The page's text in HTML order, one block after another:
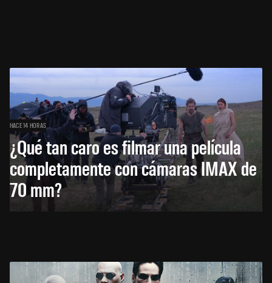
HACE 14 HORAS
¿Qué tan caro es filmar una película
completamente con cámaras IMAX de
70 mm?